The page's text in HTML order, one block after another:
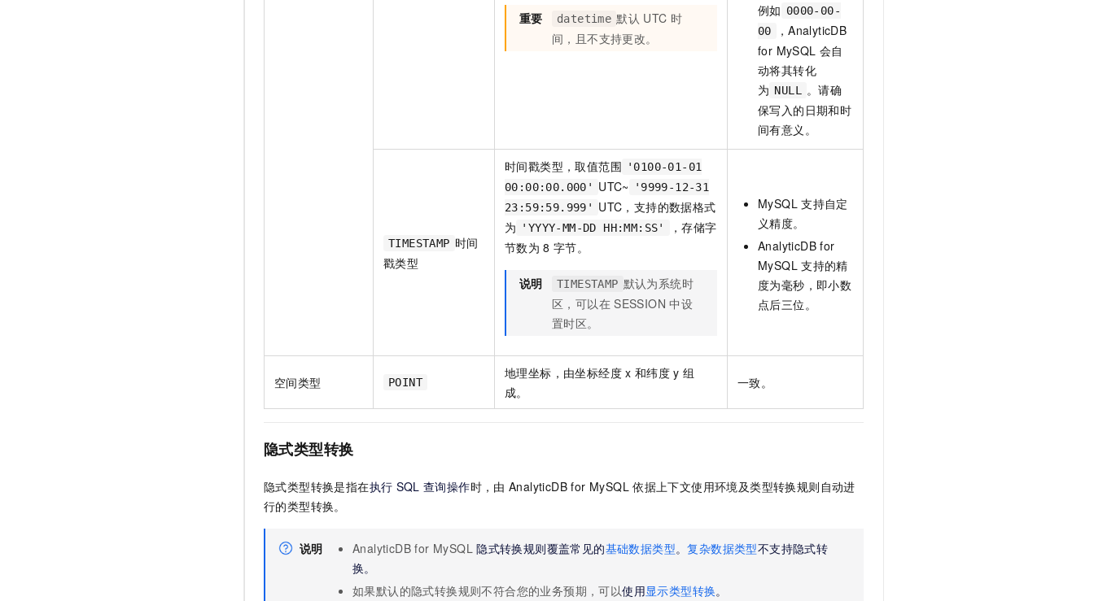
重要 datetime 默认 UTC 时
间，且不支持更改。
例如 0000-00-
00
，AnalyticDB
for MySQL 会自
动将其转化
为 NULL
。请确
保写入的日期和时
间有意义。
TIMESTAMP 时间
戳类型
时间戳类型，取值范围
'0100-01-01
00:00:00.000'
UTC~
'9999-12-31
23:59:59.999'
UTC，支持的数据格式
为
'YYYY-MM-DD HH:MM:SS'
，存储字
节数为 8 字节。
说明 TIMESTAMP 默认为系统时
区，可以在 SESSION 中设
置时区。
MySQL 支持自定
义精度。
AnalyticDB for
MySQL 支持的精
度为毫秒，即小数
点后三位。
空间类型 POINT
地理坐标，由坐标经度 x 和纬度 y 组
成。
一致。
隐式类型转换
隐式类型转换是指在执行 SQL 查询操作时，由 AnalyticDB for MySQL 依据上下文使用环境及类型转换规则自动进
行的类型转换。
说明 AnalyticDB for MySQL 隐式转换规则覆盖常见的基础数据类型。复杂数据类型不支持隐式转
换。
如果默认的隐式转换规则不符合您的业务预期，可以使用显示类型转换。